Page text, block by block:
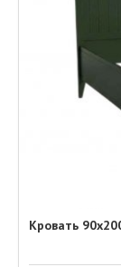
Кровать